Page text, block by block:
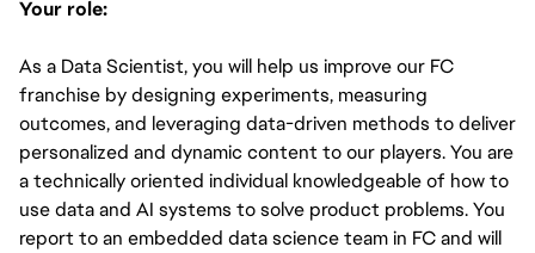
Your role:
As a Data Scientist, you will help us improve our FC
franchise by designing experiments, measuring
outcomes, and leveraging data-driven methods to deliver
personalized and dynamic content to our players. You are
a technically oriented individual knowledgeable of how to
use data and AI systems to solve product problems. You
report to an embedded data science team in FC and will